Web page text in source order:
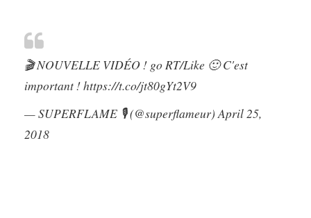
🎬 NOUVELLE VIDÉO ! go RT/Like 🙂 C'est
important !https://t.co/jt80gYt2V9
— SUPERFLAME 🎙 (@superflameur)April 25,
2018